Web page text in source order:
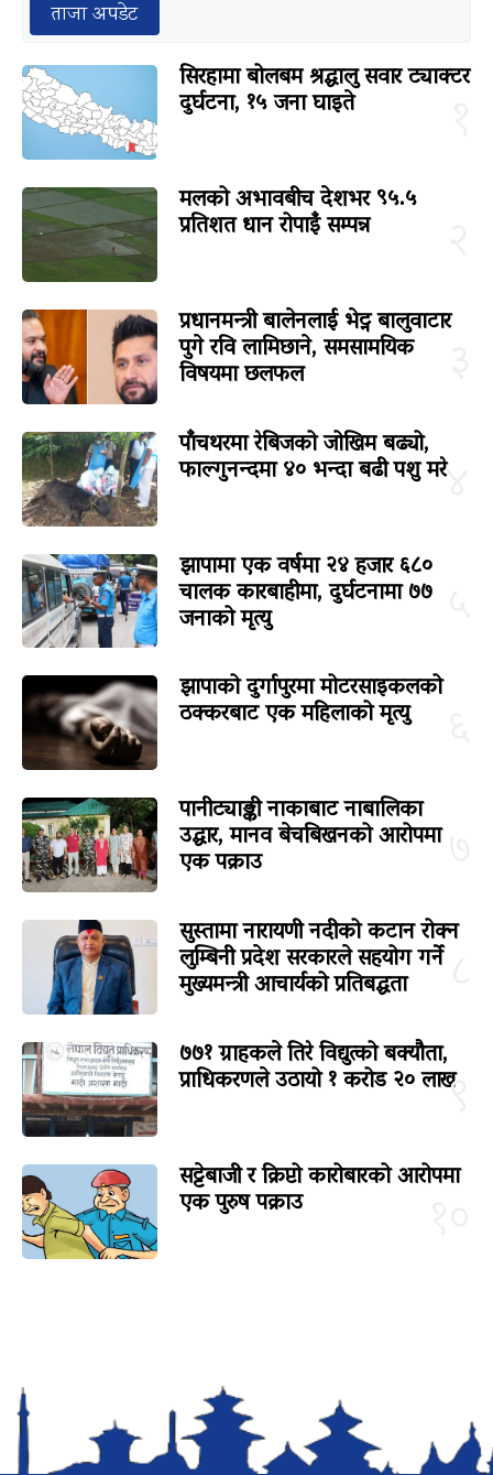
ताजा अपडेट
सिरहामा बोलबम श्रद्धालु सवार ट्याक्टर
दुर्घटना, १५ जना घाइते
मलको अभावबीच देशभर ९५.५
प्रतिशत धान रोपाइँ सम्पन्न
प्रधानमन्त्री बालेनलाई भेट्न बालुवाटार
पुगे रवि लामिछाने, समसामयिक
विषयमा छलफल
४
पाँचथरमा रेबिजको जोखिम बढ्यो,
फाल्गुनन्दमा ४० भन्दा बढी पशु मरे
झापामा एक वर्षमा २४ हजार ६८०
चालक कारबाहीमा, दुर्घटनामा ७७
जनाको मृत्यु
झापाको दुर्गापुरमा मोटरसाइकलको
ठक्करबाट एक महिलाको मृत्यु
पानीट्याङ्की नाकाबाट नाबालिका
उद्धार, मानव बेचबिखनको आरोपमा
एक पक्राउ
सुस्तामा नारायणी नदीको कटान रोक्न
लुम्बिनी प्रदेश सरकारले सहयोग गर्ने
मुख्यमन्त्री आचार्यको प्रतिबद्धता
९
७७१ ग्राहकले तिरे विद्युत्को बक्यौता,
प्राधिकरणले उठायो १ करोड २० लाख
सट्टेबाजी र क्रिप्टो कारोबारको आरोपमा
एक पुरुष पक्राउ